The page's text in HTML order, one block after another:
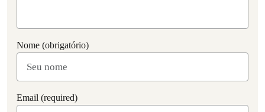
Nome (obrigatório)
Email (required)